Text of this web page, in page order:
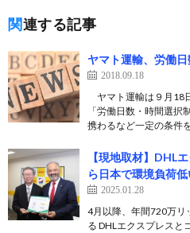
関連する記事
ヤマト運輸、労働
2018.09.18
ヤマト運輸は９月18
「労働日数・時間選
携わるなど一定の条件
【現地取材】DHL
ら日本で環境負荷
2025.01.28
4月以降、年間720万リ
る DHLエクスプレスと